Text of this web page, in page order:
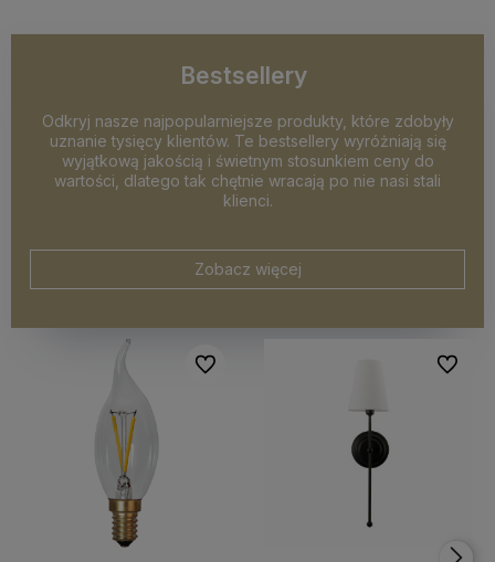
Bestsellery
Odkryj nasze najpopularniejsze produkty, które zdobyły
uznanie tysięcy klientów. Te bestsellery wyróżniają się
wyjątkową jakością i świetnym stosunkiem ceny do
wartości, dlatego tak chętnie wracają po nie nasi stali
klienci.
Zobacz więcej
Do ulubionych Do